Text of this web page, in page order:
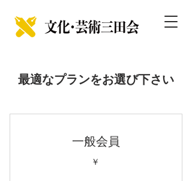
最適なプランをお選び下さい
一般会員
￥